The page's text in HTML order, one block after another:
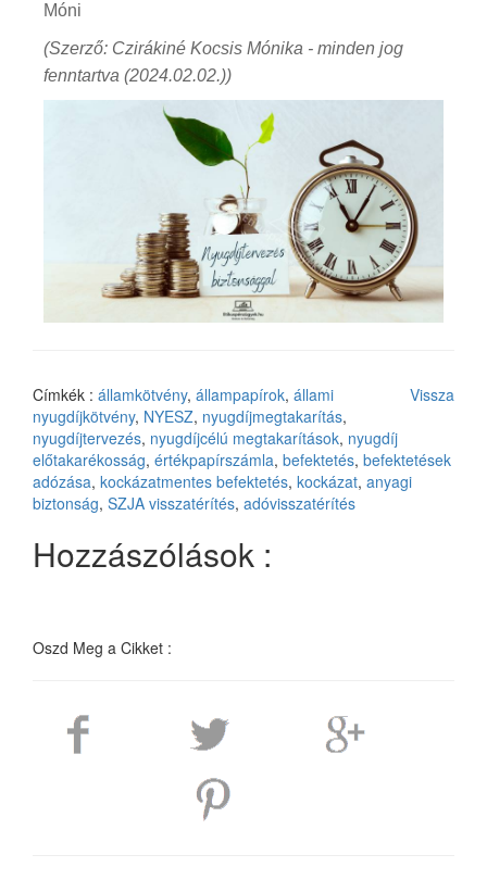
Móni
(Szerző: Czirákiné Kocsis Mónika - minden jog
fenntartva (2024.02.02.))
Vissza
Címkék : államkötvény, állampapírok, állami
nyugdíjkötvény, NYESZ, nyugdíjmegtakarítás,
nyugdíjtervezés, nyugdíjcélú megtakarítások, nyugdíj
előtakarékosság, értékpapírszámla, befektetés, befektetések
adózása, kockázatmentes befektetés, kockázat, anyagi
biztonság, SZJA visszatérítés, adóvisszatérítés
Hozzászólások :
Oszd Meg a Cikket :